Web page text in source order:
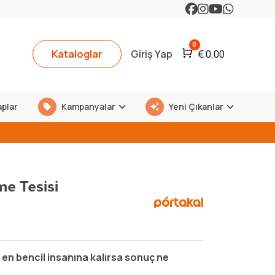
Kataloglar Giriş Yap Araba
0
€0,00
Kampanyalar Yeni Çıkanlar
Tesisi
en bencil insanına kalırsa sonuç ne